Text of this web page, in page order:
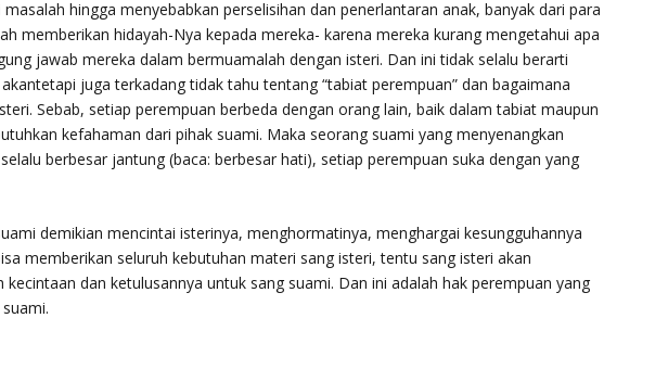
hingga menyebabkan perselisihan dan penerlantaran anak, banyak dari para
memberikan hidayah-Nya kepada mereka- karena mereka kurang mengetahui apa
jawab mereka dalam bermuamalah dengan isteri. Dan ini tidak selalu berarti
juga terkadang tidak tahu tentang “tabiat perempuan” dan bagaimana
Sebab, setiap perempuan berbeda dengan orang lain, baik dalam tabiat maupun
kefahaman dari pihak suami. Maka seorang suami yang menyenangkan
berbesar jantung (baca: berbesar hati), setiap perempuan suka dengan yang
demikian mencintai isterinya, menghormatinya, menghargai kesungguhannya
memberikan seluruh kebutuhan materi sang isteri, tentu sang isteri akan
kecintaan dan ketulusannya untuk sang suami. Dan ini adalah hak perempuan yang